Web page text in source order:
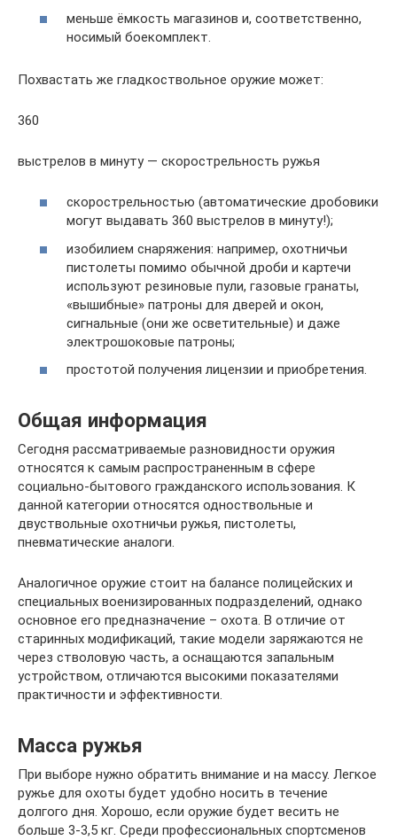
меньше ёмкость магазинов и, соответственно,
носимый боекомплект.
Похвастать же гладкоствольное оружие может:
360
выстрелов в минуту — скорострельность ружья
скорострельностью (автоматические дробовики
могут выдавать 360 выстрелов в минуту!);
изобилием снаряжения: например, охотничьи
пистолеты помимо обычной дроби и картечи
используют резиновые пули, газовые гранаты,
«вышибные» патроны для дверей и окон,
сигнальные (они же осветительные) и даже
электрошоковые патроны;
простотой получения лицензии и приобретения.
Общая информация
Сегодня рассматриваемые разновидности оружия
относятся к самым распространенным в сфере
социально-бытового гражданского использования. К
данной категории относятся одноствольные и
двуствольные охотничьи ружья, пистолеты,
пневматические аналоги.
Аналогичное оружие стоит на балансе полицейских и
специальных военизированных подразделений, однако
основное его предназначение – охота. В отличие от
старинных модификаций, такие модели заряжаются не
через стволовую часть, а оснащаются запальным
устройством, отличаются высокими показателями
практичности и эффективности.
Масса ружья
При выборе нужно обратить внимание и на массу. Легкое
ружье для охоты будет удобно носить в течение
долгого дня. Хорошо, если оружие будет весить не
больше 3-3,5 кг. Среди профессиональных спортсменов